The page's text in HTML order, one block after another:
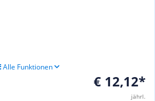
Alle Funktionen
€ 12,12*
jährl.